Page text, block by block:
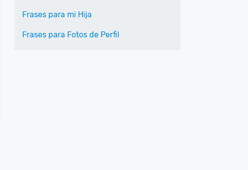
Frases para mi Hija
Frases para Fotos de Perfil